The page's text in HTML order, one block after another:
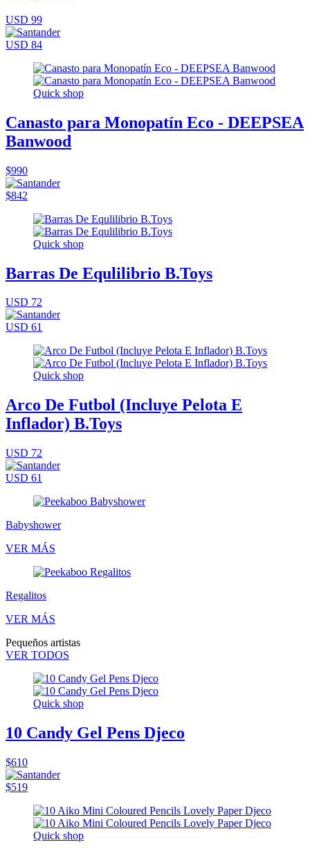
USD 99
USD 84
Quick shop
Canasto para Monopatín Eco - DEEPSEA
Banwood
$990
$842
Quick shop
Barras De Equlilibrio B.Toys
USD 72
USD 61
Quick shop
Arco De Futbol (Incluye Pelota E
Inflador) B.Toys
USD 72
USD 61
Babyshower
VER MÁS
Regalitos
VER MÁS
Pequeños artistas
VER TODOS
Quick shop
10 Candy Gel Pens Djeco
$610
$519
Quick shop